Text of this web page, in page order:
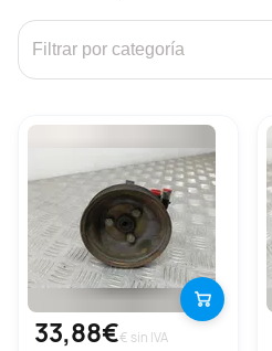
33,88€€ sin IVA